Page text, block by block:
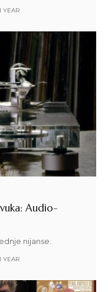
YEAR
Audio-
nijanse.
YEAR